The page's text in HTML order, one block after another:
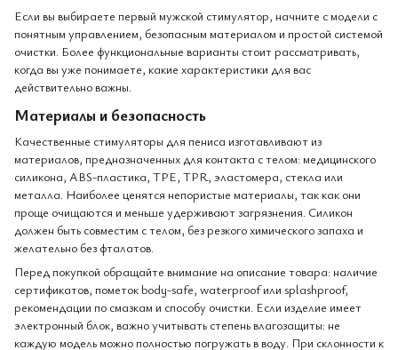
Если вы выбираете первый мужской стимулятор, начните с модели с
понятным управлением, безопасным материалом и простой системой
очистки. Более функциональные варианты стоит рассматривать,
когда вы уже понимаете, какие характеристики для вас
действительно важны.
Материалы и безопасность
Качественные стимуляторы для пениса изготавливают из
материалов, предназначенных для контакта с телом: медицинского
силикона, ABS-пластика, TPE, TPR, эластомера, стекла или
металла. Наиболее ценятся непористые материалы, так как они
проще очищаются и меньше удерживают загрязнения. Силикон
должен быть совместим с телом, без резкого химического запаха и
желательно без фталатов.
Перед покупкой обращайте внимание на описание товара: наличие
сертификатов, пометок body-safe, waterproof или splashproof,
рекомендации по смазкам и способу очистки. Если изделие имеет
электронный блок, важно учитывать степень влагозащиты: не
каждую модель можно полностью погружать в воду. При склонности к